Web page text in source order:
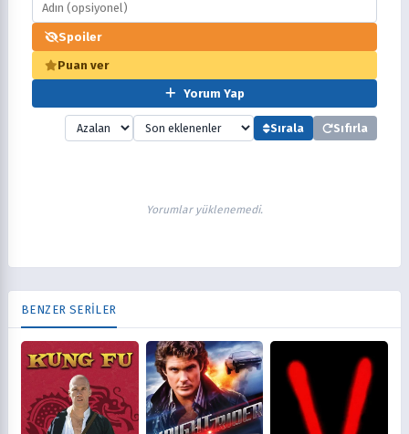
Spoiler
Puan ver
Yorum Yap
Sırala Sıfırla
Yorumlar yüklenemedi.
BENZER SERİLER